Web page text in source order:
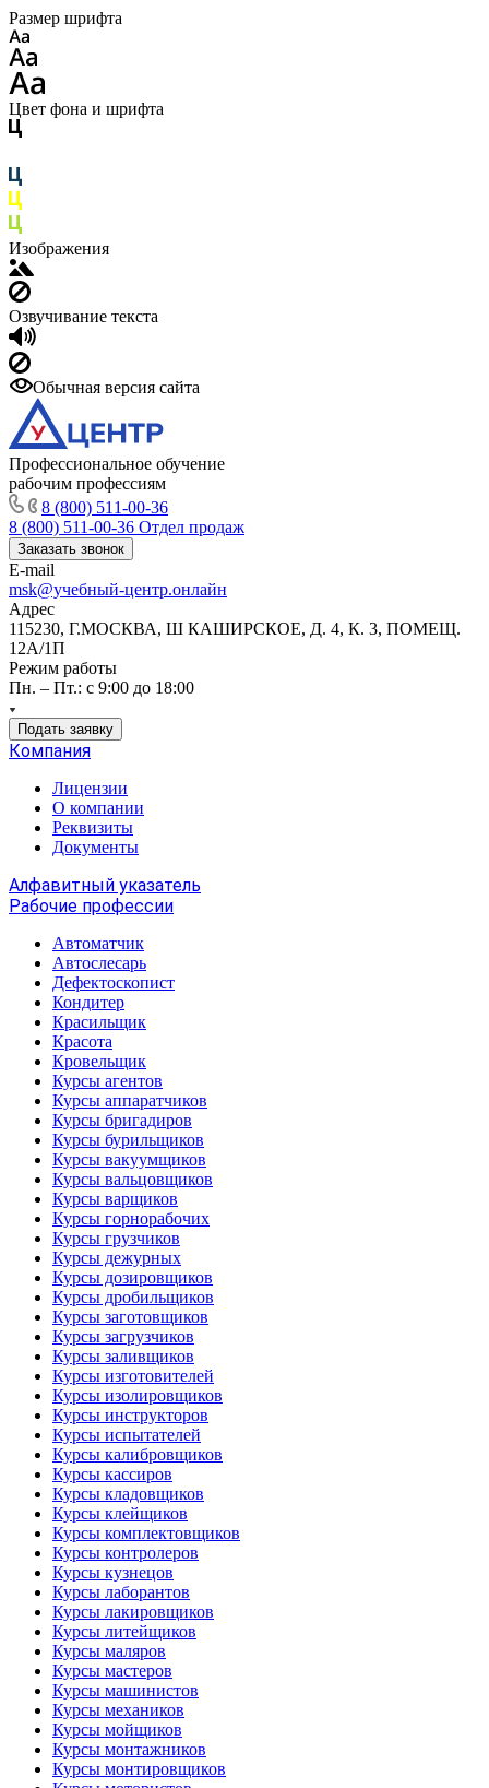
Размер шрифта
Цвет фона и шрифта
Изображения
Озвучивание текста
Обычная версия сайта
Профессиональное обучение
рабочим профессиям
8 (800) 511-00-36
8 (800) 511-00-36 Отдел продаж
Заказать звонок
E-mail
msk@учебный-центр.онлайн
Адрес
115230, Г.МОСКВА, Ш КАШИРСКОЕ, Д. 4, К. 3, ПОМЕЩ.
12А/1П
Режим работы
Пн. – Пт.: с 9:00 до 18:00
Подать заявку
Компания
Лицензии
О компании
Реквизиты
Документы
Алфавитный указатель
Рабочие профессии
Автоматчик
Автослесарь
Дефектоскопист
Кондитер
Красильщик
Красота
Кровельщик
Курсы агентов
Курсы аппаратчиков
Курсы бригадиров
Курсы бурильщиков
Курсы вакуумщиков
Курсы вальцовщиков
Курсы варщиков
Курсы горнорабочих
Курсы грузчиков
Курсы дежурных
Курсы дозировщиков
Курсы дробильщиков
Курсы заготовщиков
Курсы загрузчиков
Курсы заливщиков
Курсы изготовителей
Курсы изолировщиков
Курсы инструкторов
Курсы испытателей
Курсы калибровщиков
Курсы кассиров
Курсы кладовщиков
Курсы клейщиков
Курсы комплектовщиков
Курсы контролеров
Курсы кузнецов
Курсы лаборантов
Курсы лакировщиков
Курсы литейщиков
Курсы маляров
Курсы мастеров
Курсы машинистов
Курсы механиков
Курсы мойщиков
Курсы монтажников
Курсы монтировщиков